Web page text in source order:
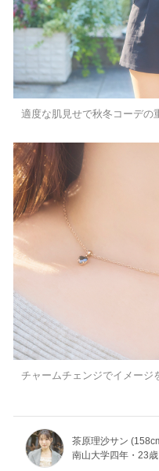
適度な肌見せで秋冬コーデ
チャームチェンジでイメージ
茶原理沙サン
南山大学四年・23歳